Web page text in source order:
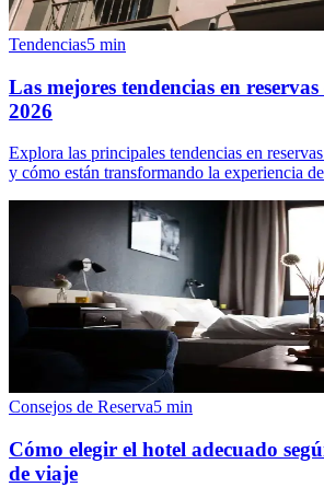
Tendencias5 min
Las mejores tendencias en
2026
Explora las principales tendencias en
y cómo están transformando la experiencia
Consejos de Reserva5 min
Cómo elegir el hotel adecuado
de viaje